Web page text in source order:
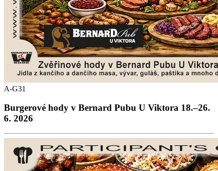
A-G31
Burgerové hody v Bernard Pubu U Viktora 18.–26.
6. 2026